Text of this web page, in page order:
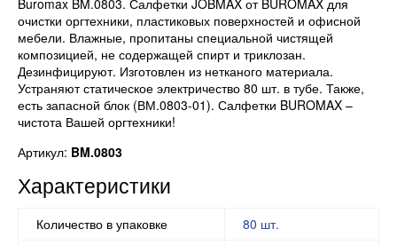
Buromax BM.0803. Салфетки JOBMAX от BUROMAX для
очистки оргтехники, пластиковых поверхностей и офисной
мебели. Влажные, пропитаны специальной чистящей
композицией, не содержащей спирт и триклозан.
Дезинфицируют. Изготовлен из нетканого материала.
Устраняют статическое электричество 80 шт. в тубе. Также,
есть запасной блок (ВМ.0803-01). Салфетки BUROMAX –
чистота Вашей оргтехники!
Артикул: BM.0803
Характеристики
Количество в упаковке
80 шт.